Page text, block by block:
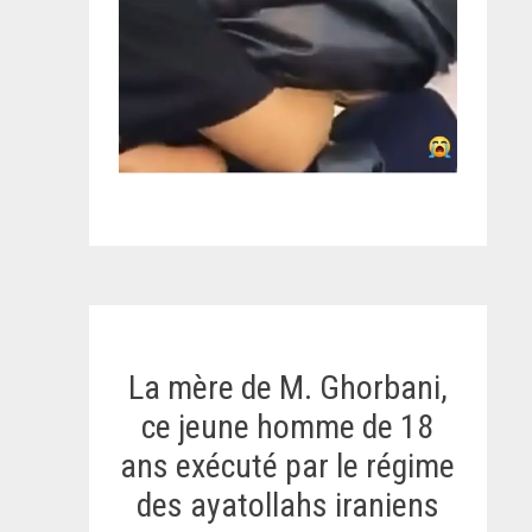
La mère de M. Ghorbani,
ce jeune homme de 18
ans exécuté par le régime
des ayatollahs iraniens